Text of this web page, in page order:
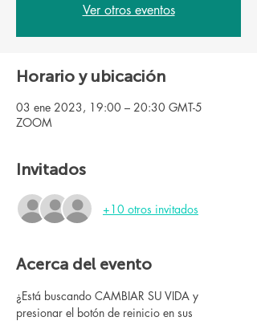
Ver otros eventos
Horario y ubicación
03 ene 2023, 19:00 – 20:30 GMT-5
ZOOM
Invitados
+10 otros invitados
Acerca del evento
¿Está buscando CAMBIAR SU VIDA y
presionar el botón de reinicio en sus